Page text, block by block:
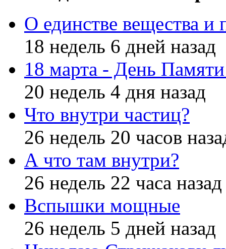
О единстве вещества и
18 недель 6 дней назад
18 марта - День
20 недель 4 дня назад
Что внутри частиц?
26 недель 20 часов
А что там внутри?
26 недель 22 часа назад
Вспышки мощные
26 недель 5 дней назад